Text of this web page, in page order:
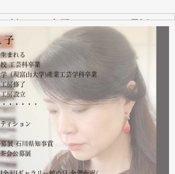
対するご心配のメールやお電話をた
。ありがとうございます。
ほどの被害もなく、ただいま通常の
配送につきましても金沢から発送す
題ありませんのでご安心ください。
をおかけしており心苦しいばかりで
も紅里工房をどうぞよろしくお願い
絵里子